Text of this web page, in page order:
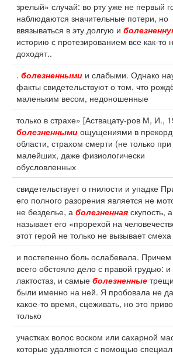
зрелый» случай: во рту уже не первый
наблюдаются значительные потери, но
ввязываться в эту долгую и
историю с протезированием все как-то
доходят..
. болезненными и слабыми. Однако
факты свидетельствуют о том, что
маленьким весом, недоношенные
только в страхе» [Аствацату-ров М, И.,
болезненными ощущениями в
области, страхом смерти (не только при
малейших, даже физиологически
обусловленных
свидетельствует о гнилости и упадке
его полного разорения является не
не безделье, а болезненная скупость,
называет его «прорехой на
этот герой не только не вызывает смеха
и постепенно боль ослабевала.
всего обстояло дело с правой грудью: и
лактостаз, и самые болезненные
были именно на ней. Я пробовала не
какое-то время, сцеживать, но это
только
участках волос воском или сахарной
которые удаляются с помощью